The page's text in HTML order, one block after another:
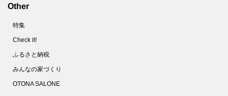
Other
特集
Check it!
ふるさと納税
みんなの家づくり
OTONA SALONE